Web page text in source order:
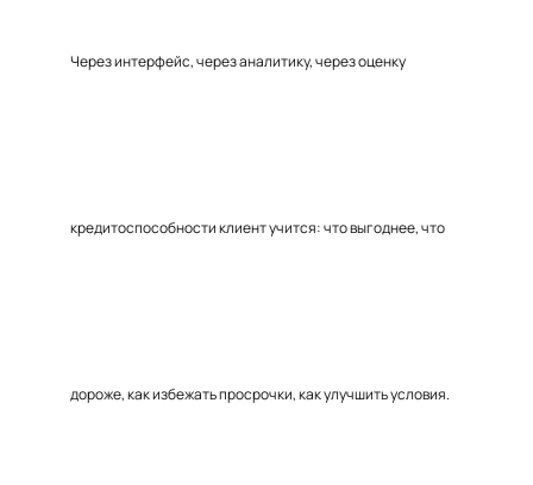
Через интерфейс, через аналитику, через оценку
кредитоспособности клиент учится: что выгоднее, что
дороже, как избежать просрочки, как улучшить условия.